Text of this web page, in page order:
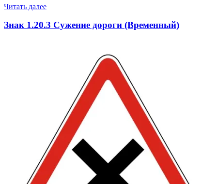
Читать далее
Знак 1.20.3 Сужение дороги (Временный)